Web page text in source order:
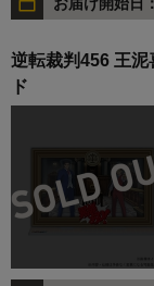
お届け開始日：
逆転裁判456 王
ド